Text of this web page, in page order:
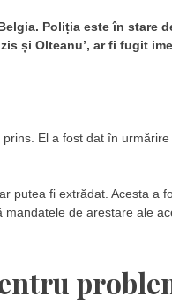
Poliția este în stare
și Olteanu’, ar fi fugit
El a fost dat în
putea fi extrădat. Acesta a
de arestare ale